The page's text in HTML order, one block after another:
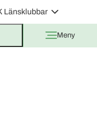
Länsklubbar
Meny